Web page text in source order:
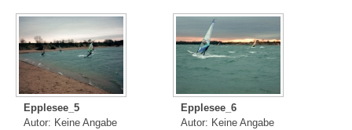
Epplesee_5
Autor: Keine Angabe
Epplesee_6
Autor: Keine Angabe